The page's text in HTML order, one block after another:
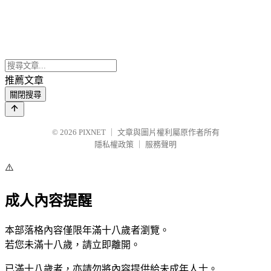
推薦文章
關閉搜尋
© 2026 PIXNET
文章與圖片權利屬原作者所有
隱私權政策
服務聲明
⚠️
成人內容提醒
本部落格內容僅限年滿十八歲者瀏覽。
若您未滿十八歲，請立即離開。
已滿十八歲者，亦請勿將內容提供給未成年人士。